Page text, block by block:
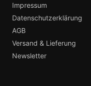
Impressum
Datenschutzerklärung
AGB
Versand & Lieferung
Newsletter